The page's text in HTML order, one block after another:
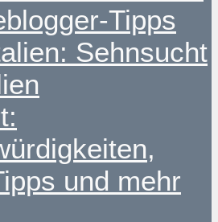
Tipps
Sehnsucht
und mehr